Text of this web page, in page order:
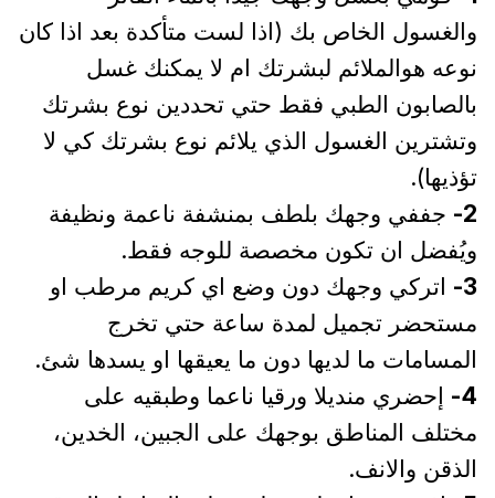
والغسول الخاص بك (اذا لست متأكدة بعد اذا كان
نوعه هوالملائم لبشرتك ام لا يمكنك غسل
بالصابون الطبي فقط حتي تحددين نوع بشرتك
وتشترين الغسول الذي يلائم نوع بشرتك كي لا
تؤذيها).
2-
جففي وجهك بلطف بمنشفة ناعمة ونظيفة
ويُفضل ان تكون مخصصة للوجه فقط.
3-
اتركي وجهك دون وضع اي كريم مرطب او
مستحضر تجميل لمدة ساعة حتي تخرج
المسامات ما لديها دون ما يعيقها او يسدها شئ.
4-
إحضري منديلا ورقيا ناعما وطبقيه على
مختلف المناطق بوجهك على الجبين، الخدين،
الذقن والانف.